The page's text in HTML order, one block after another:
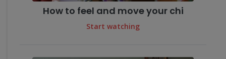
How to feel and move your chi
Start watching